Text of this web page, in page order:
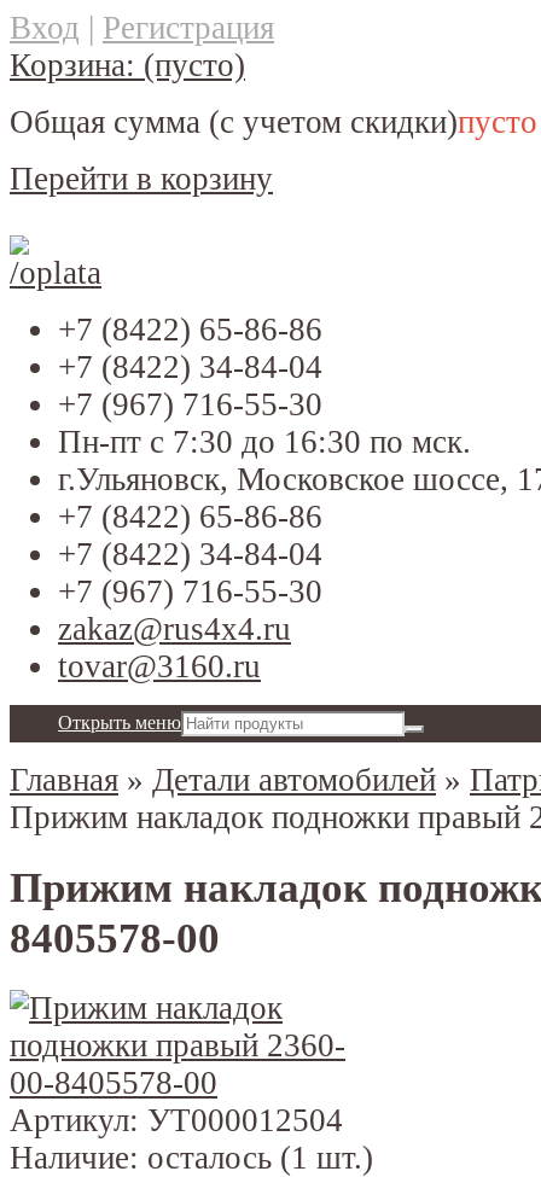
Вход | Регистрация
Корзина: (пусто)
Общая сумма (с учетом скидки)пусто
Перейти в корзину
+7 (8422) 65-86-86
+7 (8422) 34-84-04
+7 (967) 716-55-30
Пн-пт с 7:30 до 16:30 по мск.
г.Ульяновск, Московское шоссе,
+7 (8422) 65-86-86
+7 (8422) 34-84-04
+7 (967) 716-55-30
zakaz@rus4x4.ru
tovar@3160.ru
Открыть меню
Главная » Детали автомобилей »
Прижим накладок подножки правый
Прижим накладок
8405578-00
Артикул: УТ000012504
Наличие: осталось (1 шт.)